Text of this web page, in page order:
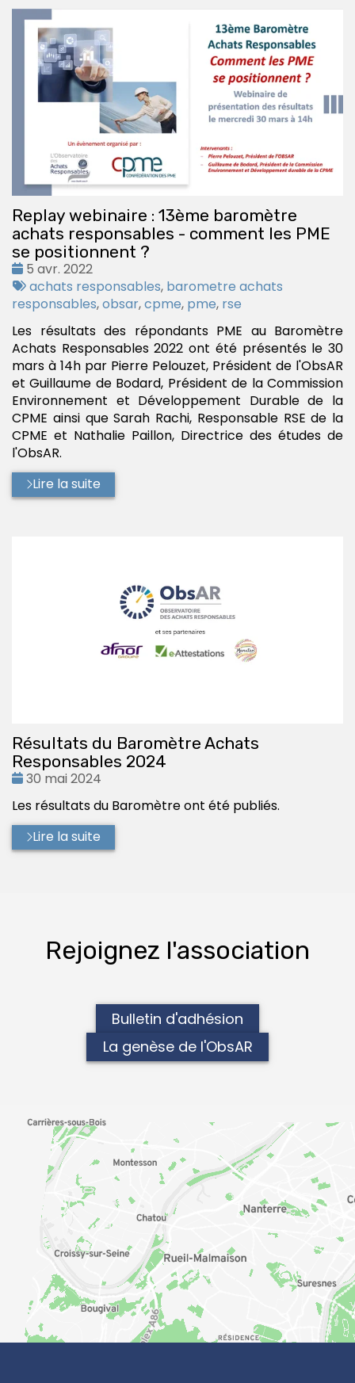
Replay webinaire : 13ème baromètre
achats responsables - comment les PME
se positionnent ?
Date
:
5 avr. 2022
Tags
:
achats responsables, barometre achats
responsables,obsar,cpme, pme, rse
Les résultats des répondants PME au Baromètre
Achats Responsables 2022 ont été présentés le 30
mars à 14h par Pierre Pelouzet, Président de l'ObsAR
et Guillaume de Bodard, Président de la Commission
Environnement et Développement Durable de la
CPME ainsi que Sarah Rachi, Responsable RSE de la
CPME et Nathalie Paillon, Directrice des études de
l'ObsAR.
Lire la suite
Résultats du Baromètre Achats
Responsables 2024
Date
30 mai 2024
Les résultats du Baromètre ont été publiés.
Lire la suite
Rejoignez l'association
Bulletin d'adhésion
La genèse de l'ObsAR
OpenStreetMap